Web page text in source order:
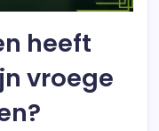
heeft
vroege